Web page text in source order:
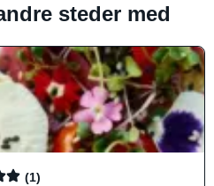
steder med
(1)